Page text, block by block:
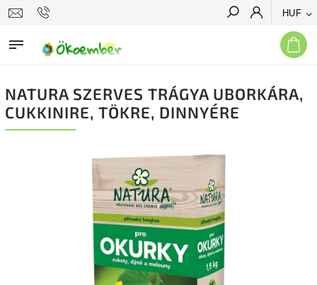
HUF
Keresés
NATURA SZERVES TRÁGYA UBORKÁRA,
CUKKINIRE, TÖKRE, DINNYÉRE